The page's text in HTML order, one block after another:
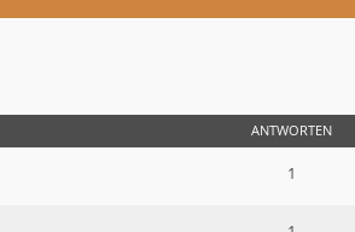
ANTWORTEN
1